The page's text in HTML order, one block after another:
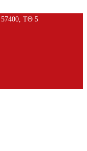
57400, ΤΘ 5